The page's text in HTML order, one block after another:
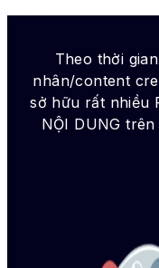
Theo thời
nhân/content
sở hữu rất nhiều
NỘI DUNG